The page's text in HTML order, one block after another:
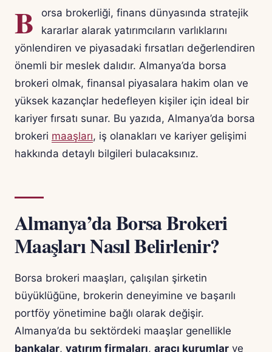
B
orsa brokerliği, finans dünyasında stratejik
kararlar alarak yatırımcıların varlıklarını
yönlendiren ve piyasadaki fırsatları değerlendiren
önemli bir meslek dalıdır. Almanya’da borsa
brokeri olmak, finansal piyasalara hakim olan ve
yüksek kazançlar hedefleyen kişiler için ideal bir
kariyer fırsatı sunar. Bu yazıda, Almanya’da borsa
brokeri maaşları, iş olanakları ve kariyer gelişimi
hakkında detaylı bilgileri bulacaksınız.
Almanya’da Borsa Brokeri
Maaşları Nasıl Belirlenir?
Borsa brokeri maaşları, çalışılan şirketin
büyüklüğüne, brokerin deneyimine ve başarılı
portföy yönetimine bağlı olarak değişir.
Almanya’da bu sektördeki maaşlar genellikle
bankalar, yatırım firmaları, aracı kurumlar ve